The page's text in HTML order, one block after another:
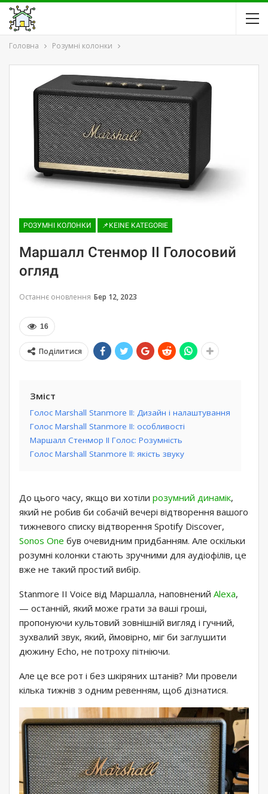
Головна Розумні колонки
РОЗУМНІ КОЛОНКИ 📌KEINE KATEGORIE
Маршалл Стенмор II Голосовий
огляд
Останнє оновлення Бер 12, 2023
16
Поділитися
Зміст
Голос Marshall Stanmore II: Дизайн і налаштування
Голос Marshall Stanmore II: особливості
Маршалл Стенмор II Голос: Розумність
Голос Marshall Stanmore II: якість звуку
До цього часу, якщо ви хотіли розумний динамік,
який не робив би собачій вечері відтворення вашого
тижневого списку відтворення Spotify Discover,
Sonos One був очевидним придбанням. Але оскільки
розумні колонки стають зручними для аудіофілів, це
вже не такий простий вибір.
Stanmore II Voice від Маршалла, наповнений Alexa,
— останній, який може грати за ваші гроші,
пропонуючи культовий зовнішній вигляд і гучний,
зухвалий звук, який, ймовірно, міг би заглушити
дюжину Echo, не потроху пітніючи.
Але це все рот і без шкіряних штанів? Ми провели
кілька тижнів з одним ревенням, щоб дізнатися.